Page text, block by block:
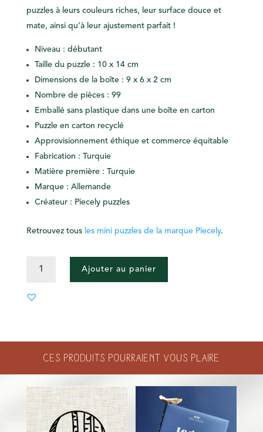
puzzles à leurs couleurs riches, leur surface douce et
mate, ainsi qu’à leur ajustement parfait !
Niveau : débutant
Taille du puzzle : 10 x 14 cm
Dimensions de la boîte : 9 x 6 x 2 cm
Nombre de pièces : 99
Emballé sans plastique dans une boîte en carton
Puzzle en carton recyclé
Approvisionnement éthique et commerce équitable
Fabrication : Turquie
Matière première : Turquie
Marque : Allemande
Créateur : Piecely puzzles
Retrouvez tous les mini puzzles de la marque Piecely.
PUZZLE
Ajouter au panier
Ces produits pourraient vous plaire